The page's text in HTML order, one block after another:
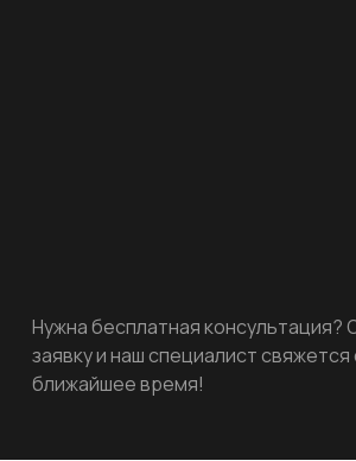
Нужна бесплатная консультация?
заявку и наш специалист свяжется
ближайшее время!